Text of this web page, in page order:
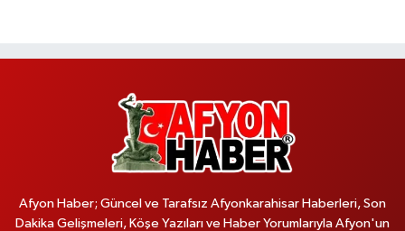
Afyon Haber; Güncel ve Tarafsız Afyonkarahisar Haberleri, Son
Dakika Gelişmeleri, Köşe Yazıları ve Haber Yorumlarıyla Afyon'un